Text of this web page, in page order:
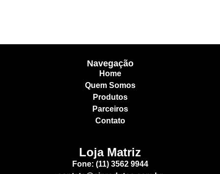
Navegação
Home
Quem Somos
Produtos
Parceiros
Contato
Loja Matriz
Fone: (11) 3562 9944